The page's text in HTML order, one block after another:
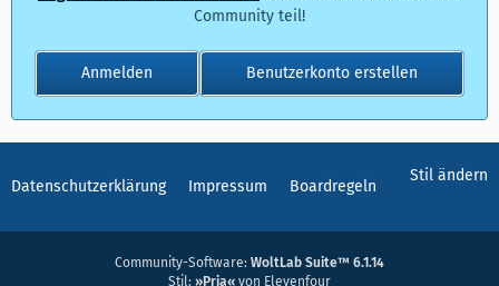
Community teil!
Benutzerkonto erstellen
Anmelden
Stil ändern
Datenschutzerklärung Impressum Boardregeln
Community-Software: WoltLab Suite™ 6.1.14
Stil: »Pria« von Elevenfour